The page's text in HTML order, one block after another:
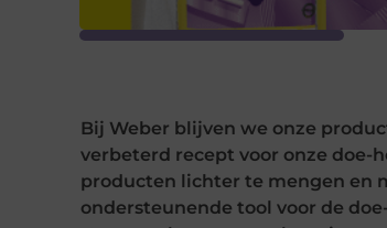
Bij Weber blijven we onze
verbeterd recept voor onze
producten lichter te mengen en
ondersteunende tool voor de